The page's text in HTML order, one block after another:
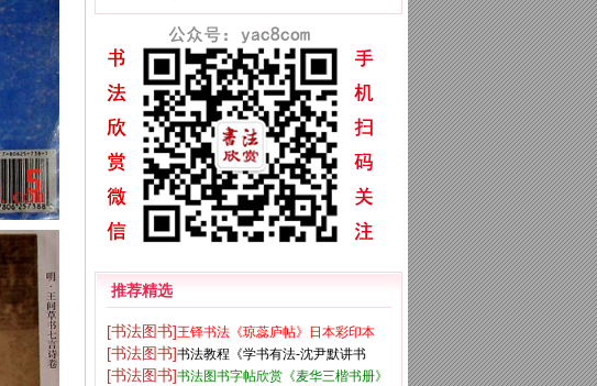
推荐精选
[书法图书]王铎书法《琼蕊庐帖》日本彩印本
[书法图书]书法教程《学书有法-沈尹默讲书
法》
[书法图书]书法图书字帖欣赏《麦华三楷书册》